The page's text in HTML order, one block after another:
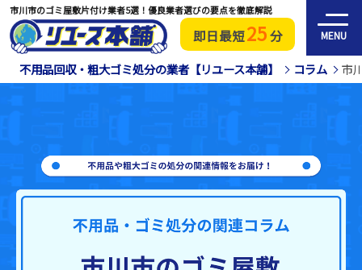
即日最短25分 MENU
市川市のゴミ屋敷片付け業者5選！優良業者選びの要点を徹底解説
不用品回収・粗大ゴミ処分の業者【リユース本舗】 コラム 市